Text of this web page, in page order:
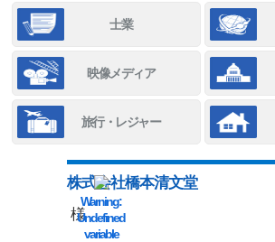
士業
映像メディア
旅行・レジャー
Warning:
Undefined
variable
株式会社橋本清文堂
様